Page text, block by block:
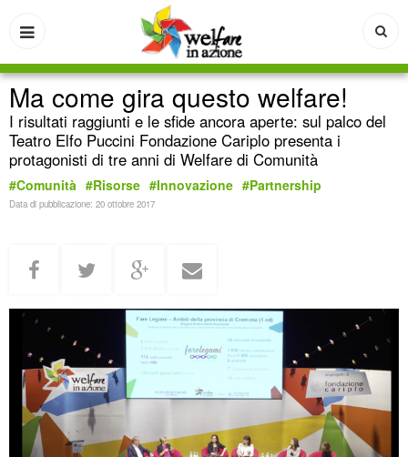
Ma come gira questo welfare!
I risultati raggiunti e le sfide ancora aperte: sul palco del
Teatro Elfo Puccini Fondazione Cariplo presenta i
protagonisti di tre anni di Welfare di Comunità
#Comunità #Risorse #Innovazione #Partnership
Data di pubblicazione: 20 ottobre 2017